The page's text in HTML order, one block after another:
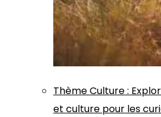
ThèmeCulture:
et culture pour les